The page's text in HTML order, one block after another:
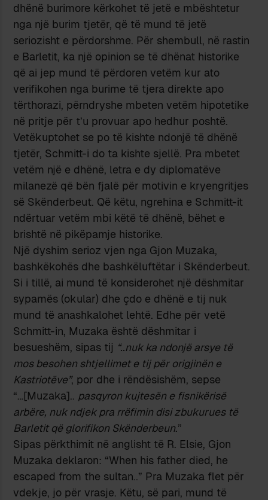
dhënë burimore kërkohet të jetë e mbështetur
nga një burim tjetër, që të mund të jetë
seriozisht e përdorshme. Për shembull, në rastin
e Barletit, ka një opinion se të dhënat historike
që ai jep mund të përdoren vetëm kur ato
verifikohen nga burime të tjera direkte apo
tërthorazi, përndryshe mbeten vetëm hipotetike
në pritje për t’u provuar apo hedhur poshtë.
Vetëkuptohet se po të kishte ndonjë të dhënë
tjetër, Schmitt-i do ta kishte sjellë. Pra mbetet
vetëm një e dhënë, letra e dy diplomatëve
milanezë që bën fjalë për motivin e kryengritjes
së Skënderbeut. Që këtu, ngrehina e Schmitt-it
ndërtuar vetëm mbi këtë të dhënë, bëhet e
brishtë në pikëpamje historike.
Një dyshim serioz vjen nga Gjon Muzaka,
bashkëkohës dhe bashkëluftëtar i Skënderbeut.
Si i tillë, ai mund të konsiderohet një dëshmitar
sypamës (okular) dhe çdo e dhënë e tij nuk
mund të anashkalohet lehtë. Edhe për vetë
Schmitt-in, Muzaka është dëshmitar i
besueshëm, sipas tij “..nuk ka ndonjë arsye të
mos besohen shtjellimet e tij për origjinën e
Kastriotëve”, por dhe i rëndësishëm, sepse
“…[Muzaka].. pasqyron kujtesën e fisnikërisë
arbëre, nuk ndjek pra rrëfimin disi zbukurues të
Barletit që glorifikon Skënderbeun.”
Sipas përkthimit në anglisht të R. Elsie, Gjon
Muzaka deklaron: “When his father died, he
escaped from the sultan..” Pra Muzaka flet për
vdekje, jo për vrasje. Këtu, së pari, mund të